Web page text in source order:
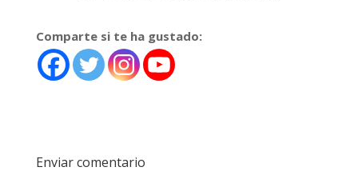
Comparte si te ha gustado:
Enviar comentario